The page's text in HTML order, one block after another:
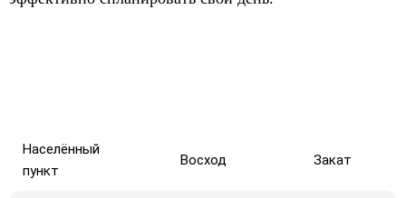
Населённый
пункт
Восход Закат